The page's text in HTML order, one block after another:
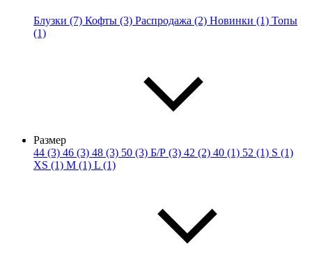
Блузки (7) Кофты (3) Распродажа (2) Новинки (1) Топы
(1)
Размер
44 (3) 46 (3) 48 (3) 50 (3) Б/Р (3) 42 (2) 40 (1) 52 (1) S (1)
XS (1) M (1) L (1)